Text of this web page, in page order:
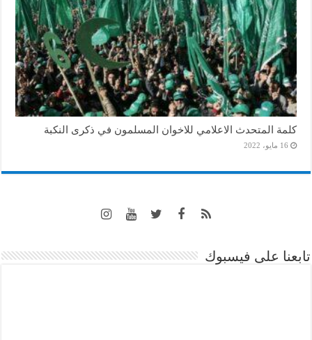
كلمة المتحدث الاعلامي للاخوان المسلمون في ذكرى النكبة
16 مايو، 2022
تابعنا على فيسبوك